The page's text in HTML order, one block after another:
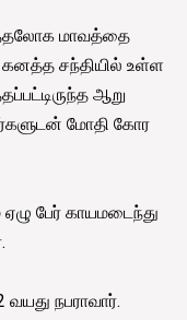
மாவத்தை
சந்தியில் உள்ள
ஆறு
மோதி கோர
ஏழு பேர் காயமடைந்து
வயது நபராவார்.